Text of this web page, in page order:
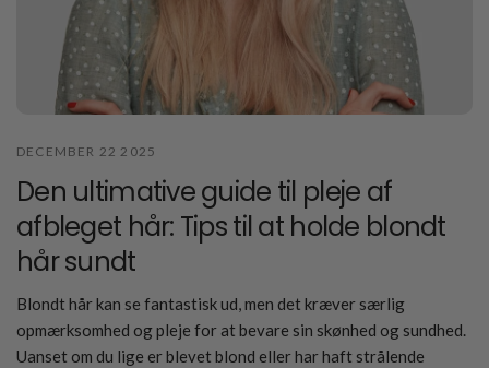
DECEMBER 22 2025
Den ultimative guide til pleje af
afbleget hår: Tips til at holde blondt
hår sundt
Blondt hår kan se fantastisk ud, men det kræver særlig
opmærksomhed og pleje for at bevare sin skønhed og sundhed.
Uanset om du lige er blevet blond eller har haft strålende